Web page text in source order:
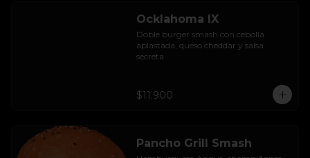
Ocklahoma IX
Doble burger smash con cebolla
aplastada, queso cheddar y salsa
secreta
$11.900
Pancho Grill Smash